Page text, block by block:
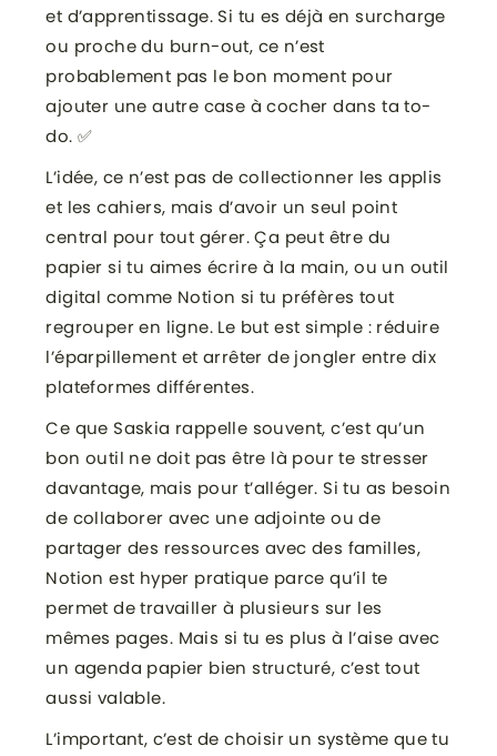
et d’apprentissage. Si tu es déjà en surcharge
ou proche du burn-out, ce n’est
probablement pas le bon moment pour
ajouter une autre case à cocher dans ta to-
do. ✅
L’idée, ce n’est pas de collectionner les applis
et les cahiers, mais d’avoir un seul point
central pour tout gérer. Ça peut être du
papier si tu aimes écrire à la main, ou un outil
digital comme Notion si tu préfères tout
regrouper en ligne. Le but est simple : réduire
l’éparpillement et arrêter de jongler entre dix
plateformes différentes.
Ce que Saskia rappelle souvent, c’est qu’un
bon outil ne doit pas être là pour te stresser
davantage, mais pour t’alléger. Si tu as besoin
de collaborer avec une adjointe ou de
partager des ressources avec des familles,
Notion est hyper pratique parce qu’il te
permet de travailler à plusieurs sur les
mêmes pages. Mais si tu es plus à l’aise avec
un agenda papier bien structuré, c’est tout
aussi valable.
L’important, c’est de choisir un système que tu